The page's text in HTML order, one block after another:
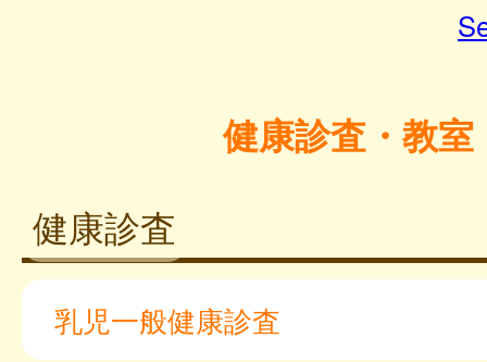
健康診査・教室
健康診査
乳児一般健康診査